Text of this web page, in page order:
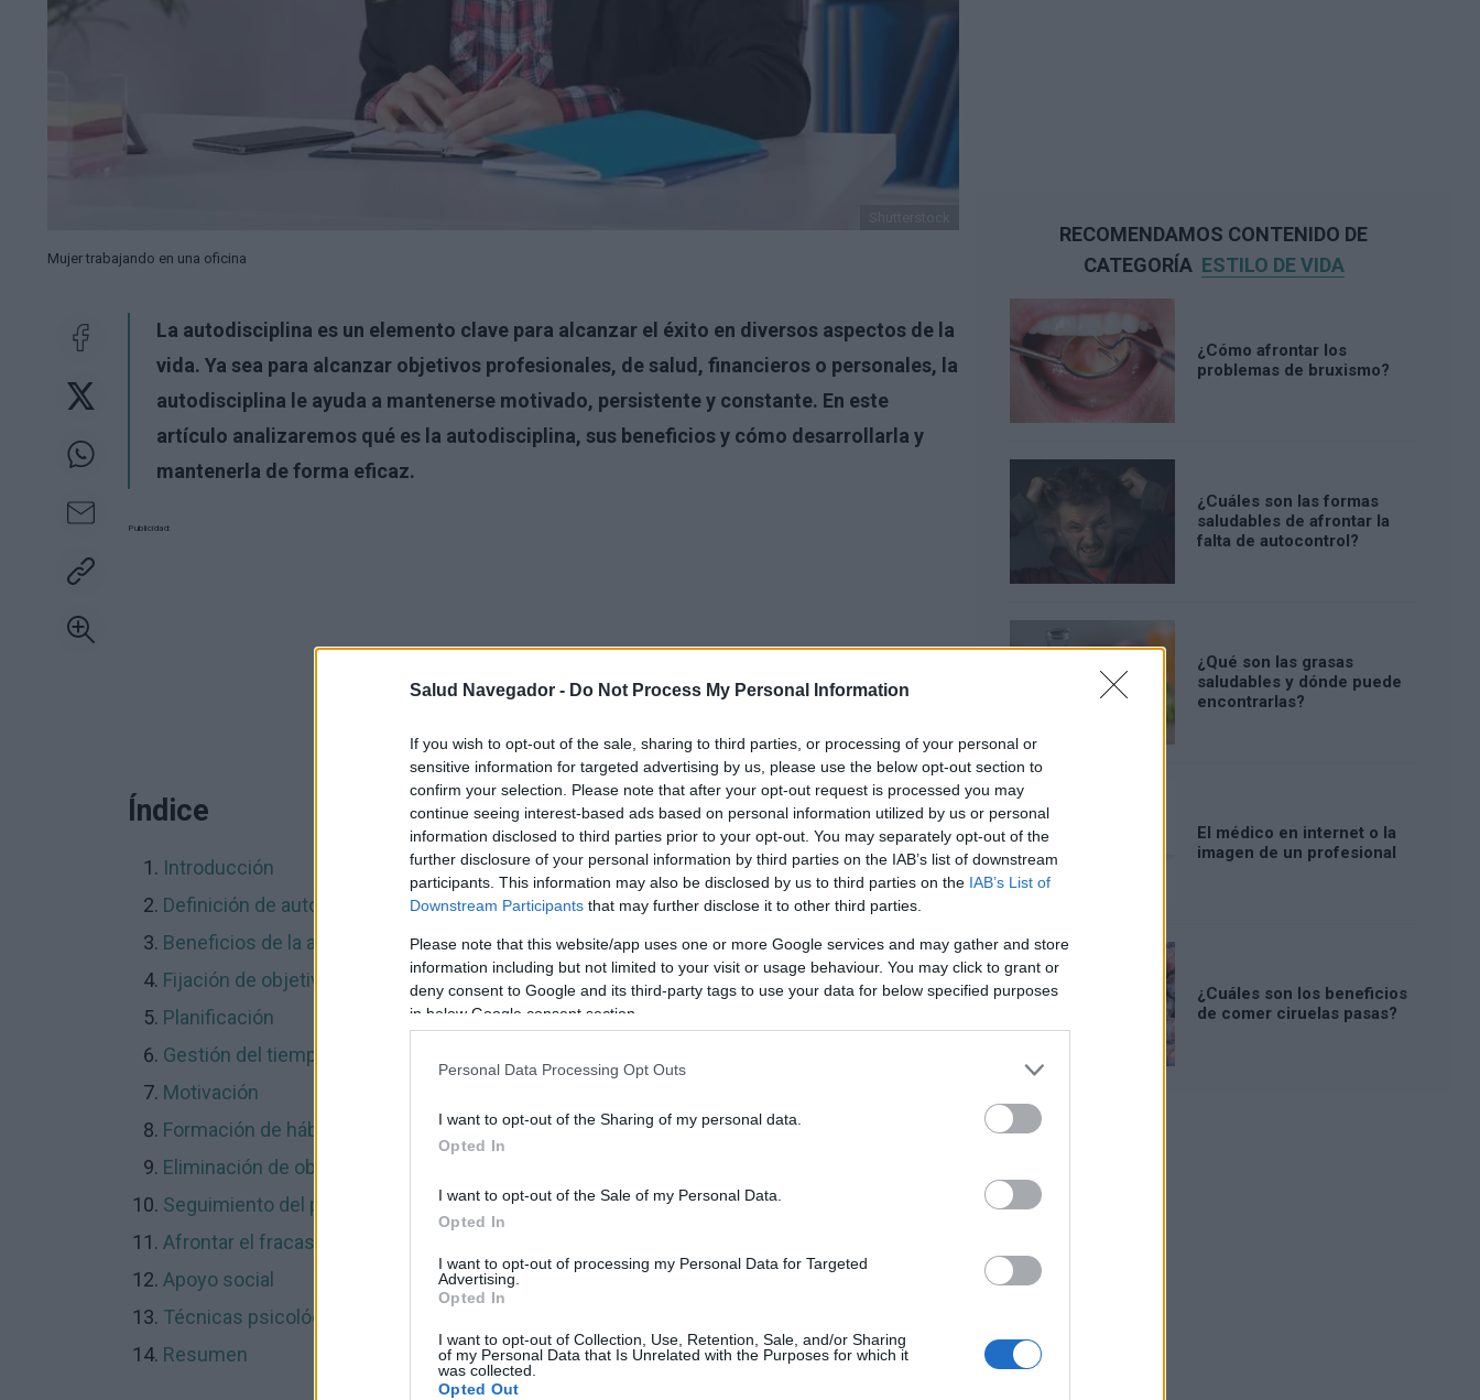
Salud Navegador - Do Not Process My Personal Information
If you wish to opt-out of the sale, sharing to third parties, or processing of your personal or
sensitive information for targeted advertising by us, please use the below opt-out section to
confirm your selection. Please note that after your opt-out request is processed you may
continue seeing interest-based ads based on personal information utilized by us or personal
information disclosed to third parties prior to your opt-out. You may separately opt-out of the
further disclosure of your personal information by third parties on the IAB’s list of downstream
participants. This information may also be disclosed by us to third parties on the IAB’s List of
Downstream Participants that may further disclose it to other third parties.
Please note that this website/app uses one or more Google services and may gather and store
information including but not limited to your visit or usage behaviour. You may click to grant or
deny consent to Google and its third-party tags to use your data for below specified purposes
in below Google consent section.
Personal Data Processing Opt Outs
I want to opt-out of the Sharing of my personal data.
Opted In
I want to opt-out of the Sale of my Personal Data.
Opted In
I want to opt-out of processing my Personal Data for Targeted
Advertising.
Opted In
I want to opt-out of Collection, Use, Retention, Sale, and/or Sharing
of my Personal Data that Is Unrelated with the Purposes for which it
was collected.
Opted Out
Mujer trabajando en una oficina
La autodisciplina es un elemento clave para alcanzar el éxito en diversos aspectos de la
vida. Ya sea para alcanzar objetivos profesionales, de salud, financieros o personales, la
autodisciplina le ayuda a mantenerse motivado, persistente y constante. En este
artículo analizaremos qué es la autodisciplina, sus beneficios y cómo desarrollarla y
mantenerla de forma eficaz.
Publicidad:
Índice
Introducción
Definición de autodisciplina
Beneficios de la autodisciplina
Fijación de objetivos
Planificación
Gestión del tiempo
Motivación
Formación de hábitos
Eliminación de obstáculos
Seguimiento del progreso
Afrontar el fracaso
Apoyo social
Técnicas psicológicas
Resumen
RECOMENDAMOS CONTENIDO DE
CATEGORÍA ESTILO DE VIDA
¿Cómo afrontar los
problemas de bruxismo?
¿Cuáles son las formas
saludables de afrontar la
falta de autocontrol?
¿Qué son las grasas
saludables y dónde puede
encontrarlas?
El médico en internet o la
imagen de un profesional
¿Cuáles son los beneficios
de comer ciruelas pasas?